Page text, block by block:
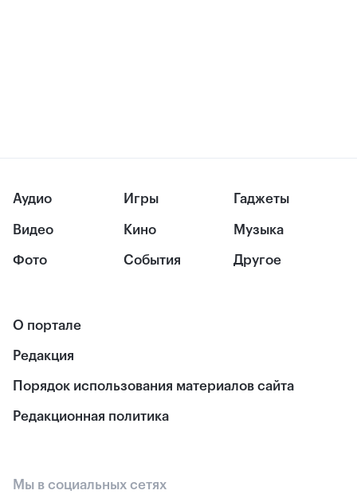
Аудио
Видео
Фото
Игры
Кино
События
Гаджеты
Музыка
Другое
О портале
Редакция
Порядок использования материалов сайта
Редакционная политика
Мы в социальных сетях